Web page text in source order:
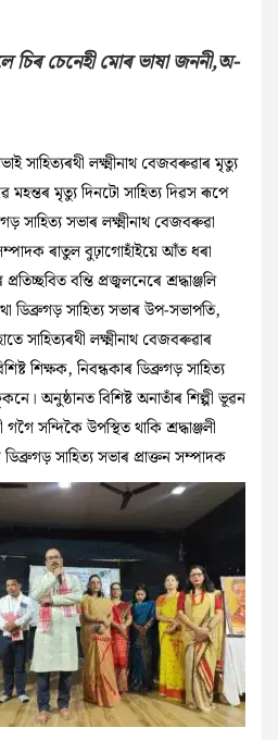
চিৰ চেনেহী মোৰ ভাষা জননী,অ-
সাহিত্যৰথী লক্ষ্মীনাথ বেজবৰুৱাৰ মৃত্যু
মহন্তৰ মৃত্যু দিনটো সাহিত্য দিৱস ৰূপে
সাহিত্য সভাৰ লক্ষ্মীনাথ বেজবৰুৱা
ৰাতুল বুঢ়াগোহাঁইয়ে আঁত ধৰা
বন্তি প্ৰজ্বলনেৰে শ্ৰদ্ধাঞ্জলি
ডিব্ৰুগড় সাহিত্য সভাৰ উপ-সভাপতি,
সাহিত্যৰথী লক্ষ্মীনাথ বেজবৰুৱাৰ
শিক্ষক, নিবন্ধকাৰ ডিব্ৰুগড় সাহিত্য
অনুষ্ঠানত বিশিষ্ট অনাতাঁৰ শিল্পী ভূৱন
সন্দিকৈ উপস্থিত থাকি শ্ৰদ্ধাঞ্জলী
ডিব্ৰুগড়সাহিত্য সভাৰ প্ৰাক্তন সম্পাদক